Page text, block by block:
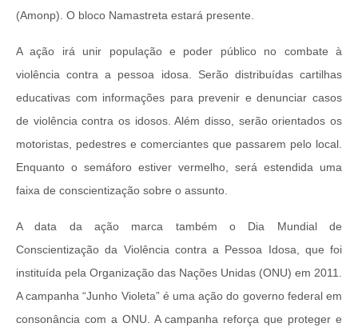
(Amonp). O bloco Namastreta estará presente.
A ação irá unir população e poder público no combate à
violência contra a pessoa idosa. Serão distribuídas cartilhas
educativas com informações para prevenir e denunciar casos
de violência contra os idosos. Além disso, serão orientados os
motoristas, pedestres e comerciantes que passarem pelo local.
Enquanto o semáforo estiver vermelho, será estendida uma
faixa de conscientização sobre o assunto.
A data da ação marca também o Dia Mundial de
Conscientização da Violência contra a Pessoa Idosa, que foi
instituída pela Organização das Nações Unidas (ONU) em 2011.
A campanha “Junho Violeta” é uma ação do governo federal em
consonância com a ONU. A campanha reforça que proteger e